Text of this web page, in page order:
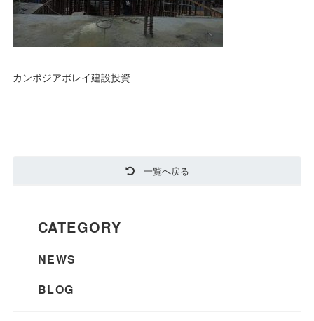
カンボジアボレイ建設投資
一覧へ戻る
CATEGORY
NEWS
BLOG